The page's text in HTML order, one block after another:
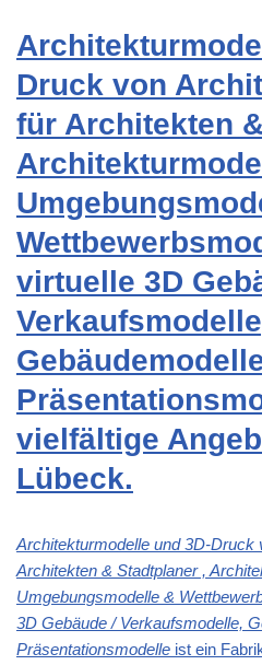
Druck von
für Architekten
virtuelle 3D
vielfältige
Lübeck.
Architekturmodelle und 3D-Druck
Architekten & Stadtplaner ,
Umgebungsmodelle &
3D Gebäude / Verkaufsmodelle,
Präsentationsmodelle ist ein